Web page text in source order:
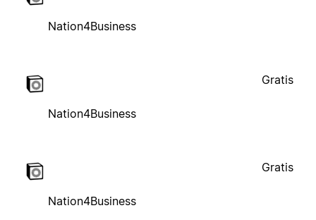
Nation4Business
Nation4Business
Gratis
Nation4Business
Gratis